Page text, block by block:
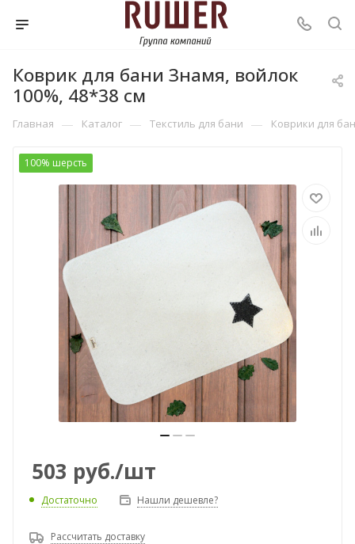
Коврик для бани Знамя, войлок
100%, 48*38 см
Главная — Каталог — Текстиль для бани — Коврики для
503 руб./шт
Достаточно Нашли дешевле?
Рассчитать доставку
100% шерсть